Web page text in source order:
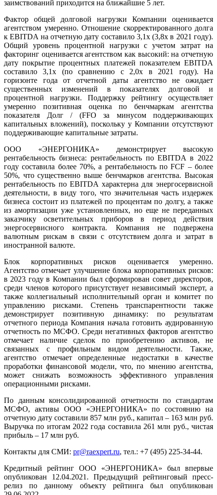
заимствований приходится на ближайшие 5 лет.
Фактор общей долговой нагрузки Компании оценивается
агентством умеренно. Отношение скорректированного долга
к EBITDA на отчетную дату составило 3,1х (3,8х в 2021 году).
Общий уровень процентной нагрузки с учетом затрат на
факторинг оценивается агентством как высокий: на отчетную
дату покрытие процентных платежей показателем EBITDA
составило 3,1х (по сравнению с 2,0х в 2021 году). На
горизонте года от отчетной даты агентство не ожидает
существенных изменений в показателях долговой и
процентной нагрузки. Поддержку рейтингу осуществляет
умеренно позитивная оценка по бенчмаркам агентства
показателя Долг / (FFO за минусом поддерживающих
капитальных вложений), поскольку у Компании отсутствуют
поддерживающие капитальные затраты.
ООО «ЭНЕРГОНИКА» демонстрирует высокую
рентабельность бизнеса: рентабельность по EBITDA в 2022
году составила более 70%, а рентабельность по FCF – более
50%, что существенно выше бенчмарков агентства. Высокая
рентабельность по EBITDA характерна для энергосервисной
деятельности, в виду того, что значительная часть издержек
бизнеса состоит из платежей по процентам по долгу, а также
из амортизации уже установленных, но еще не переданных
заказчику осветительных приборов в период действия
энергосервисного контракта. Компания не подвержена
валютным рискам в связи с отсутствием долга и затрат в
иностранной валюте.
Блок корпоративных рисков оценивается умеренно.
Агентство отмечает улучшение блока корпоративных рисков:
в 2023 году в Компании был сформирован совет директоров,
среди членов которого присутствует независимый эксперт, а
также коллегиальный исполнительный орган и комитет по
управлению рисками. Степень транспарентности также
демонстрирует позитивную динамику: по результатам
отчетного периода Компания начала готовить аудированную
отчетность по МСФО. Среди негативных факторов агентство
отмечает наличие сделок по приобретению активов, не
связанных с профильным видом деятельности. Также,
агентство отмечает определенные недостатки в качестве
проработки финансовой модели, что, по мнению агентства,
может снижать возможность эффективного управления
операционными рисками.
По данным консолидированной отчетности по стандартам
МСФО, активы ООО «ЭНЕРГОНИКА» по состоянию на
отчетную дату составили 857 млн руб., капитал – 163 млн руб.
Выручка по итогам 2022 года составила 261 млн руб., чистая
прибыль – 17 млн руб.
Контакты для СМИ: pr@raexpert.ru, тел.: +7 (495) 225-34-44.
Кредитный рейтинг ООО «ЭНЕРГОНИКА» был впервые
опубликован 12.04.2021. Предыдущий рейтинговый пресс-
релиз по данному объекту рейтинга был опубликован